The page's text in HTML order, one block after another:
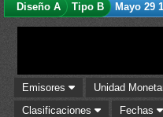
Diseño A
Tipo B Mayo 29
Emisores Unidad
Clasificaciones
Fechas